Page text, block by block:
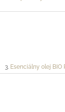
Esenciálny olej BIO